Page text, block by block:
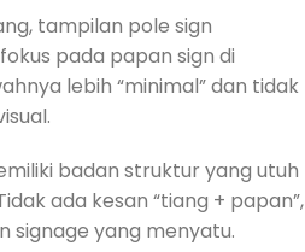
tampilan pole sign
pada papan sign di
lebih “minimal” dan tidak
badan struktur yang utuh
ada kesan “tiang + papan”,
signage yang menyatu.